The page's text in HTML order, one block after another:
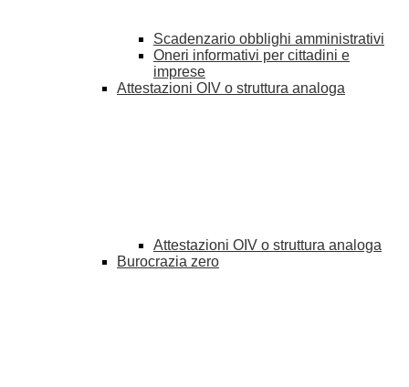
Scadenzario obblighi amministrativi
Oneri informativi per cittadini e
imprese
Attestazioni OIV o struttura analoga
Attestazioni OIV o struttura analoga
Burocrazia zero